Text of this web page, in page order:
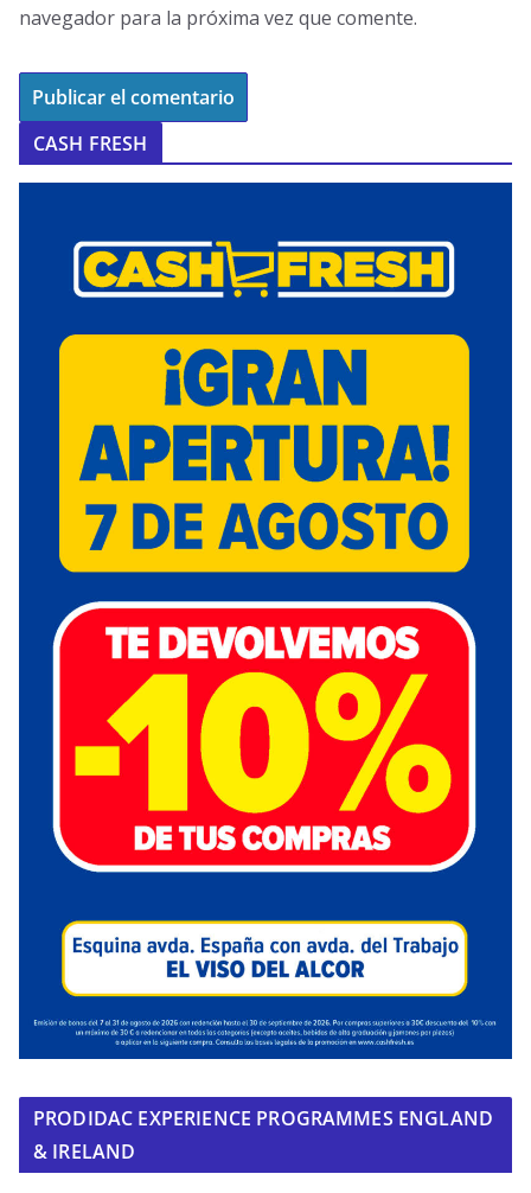
navegador para la próxima vez que comente.
CASH FRESH
PRODIDAC EXPERIENCE PROGRAMMES ENGLAND
& IRELAND